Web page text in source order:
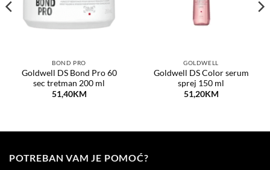
BOND PRO
Goldwell DS Bond Pro 60
sec tretman 200 ml
51,40KM
GOLDWELL
Goldwell DS Color serum
sprej 150 ml
51,20KM
POTREBAN VAM JE POMOĆ?